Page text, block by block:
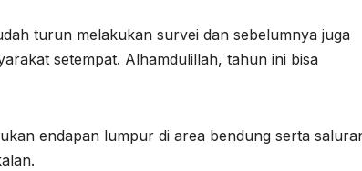
turun melakukan survei dan sebelumnya juga
setempat. Alhamdulillah, tahun ini bisa
endapan lumpur di area bendung serta